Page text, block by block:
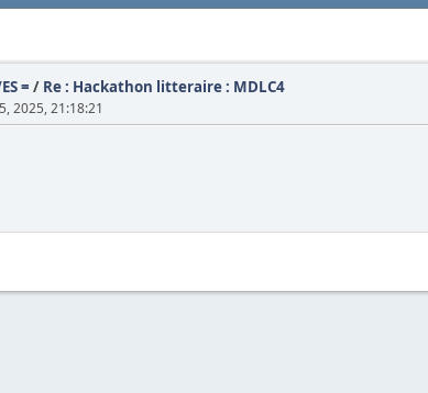
= / Re : Hackathon litteraire : MDLC4
2025, 21:18:21